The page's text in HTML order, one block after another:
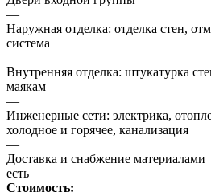
—
Наружная отделка: отделка стен,
система
—
Внутренняя отделка: штукатурка
маякам
—
Инженерные сети: электрика,
холодное и горячее, канализация
—
Доставка и снабжение материалами
есть
Стоимость: